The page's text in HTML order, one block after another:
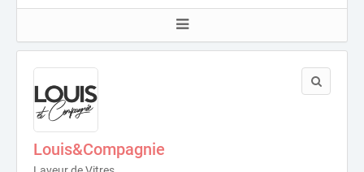
Louis&Compagnie